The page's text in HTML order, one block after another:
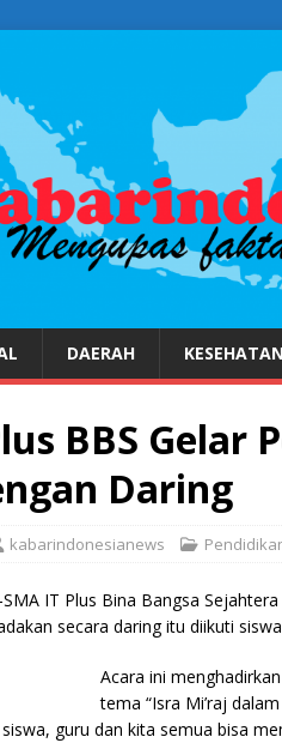
DAERAH KESEHATAN
BBS Gelar
Daring
kabarindonesianews
IT Plus Bina Bangsa
secara daring itu diikuti
Acara ini
tema “Isra Mi’raj
guru dan kita semua bisa